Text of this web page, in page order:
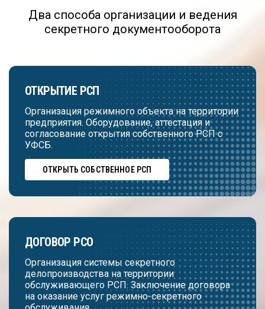
Два способа организации и ведения
секретного документооборота
ОТКРЫТИЕ РСП
Организация режимного объекта на территории
предприятия. Оборудование, аттестация и
согласование открытия собственного РСП с
УФСБ.
ОТКРЫТЬ СОБСТВЕННОЕ РСП
ДОГОВОР РСО
Организация системы секретного
делопроизводства на территории
обслуживающего РСП. Заключение договора
на оказание услуг режимно-секретного